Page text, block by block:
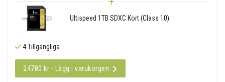
Ultispeed 1TB SDXC Kort (Class 10)
4 Tillgängliga
24780 kr - Lägg i varukorgen